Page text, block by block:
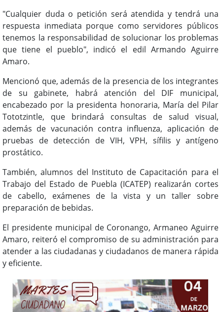
"Cualquier duda o petición será atendida y tendrá una
respuesta inmediata porque como servidores públicos
tenemos la responsabilidad de solucionar los problemas
que tiene el pueblo", indicó el edil Armando Aguirre
Amaro.
Mencionó que, además de la presencia de los integrantes
de su gabinete, habrá atención del DIF municipal,
encabezado por la presidenta honoraria, María del Pilar
Tototzintle, que brindará consultas de salud visual,
además de vacunación contra influenza, aplicación de
pruebas de detección de VIH, VPH, sífilis y antígeno
prostático.
También, alumnos del Instituto de Capacitación para el
Trabajo del Estado de Puebla (ICATEP) realizarán cortes
de cabello, exámenes de la vista y un taller sobre
preparación de bebidas.
El presidente municipal de Coronango, Armaneo Aguirre
Amaro, reiteró el compromiso de su administración para
atender a las ciudadanas y ciudadanos de manera rápida
y eficiente.